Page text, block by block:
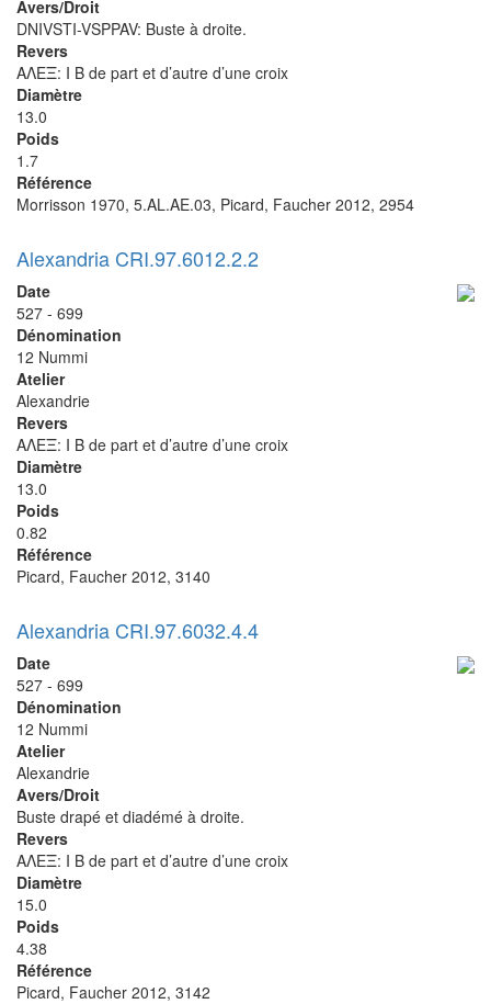
Avers/Droit
DNIVSTI-VSPPAV: Buste à droite.
Revers
ΑΛΕΞ: I B de part et d’autre d’une croix
Diamètre
13.0
Poids
1.7
Référence
Morrisson 1970, 5.AL.AE.03, Picard, Faucher 2012, 2954
Alexandria CRI.97.6012.2.2
Date
527 - 699
Dénomination
12 Nummi
Atelier
Alexandrie
Revers
ΑΛΕΞ: I B de part et d’autre d’une croix
Diamètre
13.0
Poids
0.82
Référence
Picard, Faucher 2012, 3140
Alexandria CRI.97.6032.4.4
Date
527 - 699
Dénomination
12 Nummi
Atelier
Alexandrie
Avers/Droit
Buste drapé et diadémé à droite.
Revers
ΑΛΕΞ: I B de part et d’autre d’une croix
Diamètre
15.0
Poids
4.38
Référence
Picard, Faucher 2012, 3142